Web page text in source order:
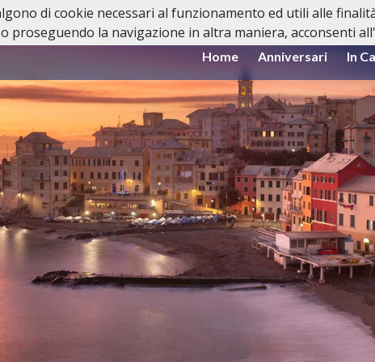
Home Anniversari In
di cookie necessari al funzionamento ed utili alle
proseguendo la navigazione in altra maniera, acconsenti